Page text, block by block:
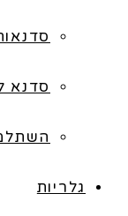
סדנא
גלריות